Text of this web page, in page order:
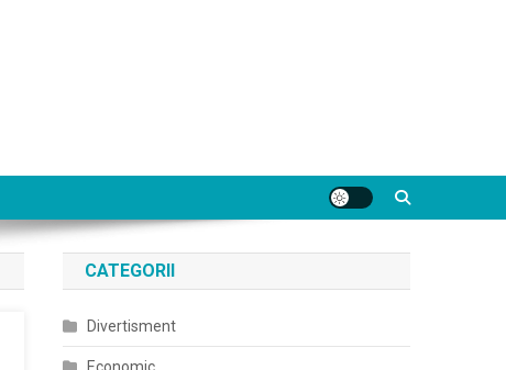
CATEGORII
Divertisment